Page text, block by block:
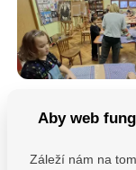
Aby web
Záleží nám na